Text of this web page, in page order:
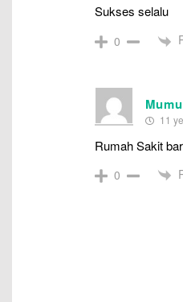
Sukses selalu
0
11
Rumah Sakit
0